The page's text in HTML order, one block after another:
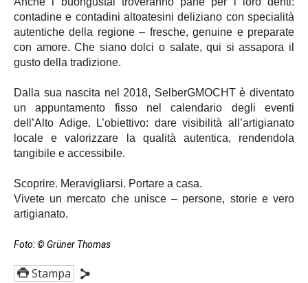
contadine e contadini altoatesini deliziano con specialità
autentiche della regione – fresche, genuine e preparate
con amore. Che siano dolci o salate, qui si assapora il
gusto della tradizione.
Dalla sua nascita nel 2018, SelberGMOCHT è diventato
un appuntamento fisso nel calendario degli eventi
dell’Alto Adige. L’obiettivo: dare visibilità all’artigianato
locale e valorizzare la qualità autentica, rendendola
tangibile e accessibile.
Scoprire. Meravigliarsi. Portare a casa.
Vivete un mercato che unisce – persone, storie e vero
artigianato.
Foto: © Grüner Thomas
Stampa